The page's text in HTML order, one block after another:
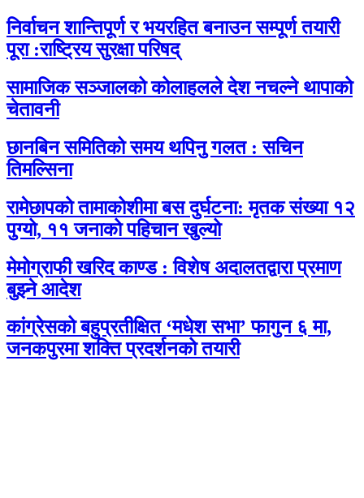
निर्वाचन शान्तिपूर्ण र भयरहित बनाउन सम्पूर्ण तयारी
पूरा :राष्ट्रिय सुरक्षा परिषद्
सामाजिक सञ्जालको कोलाहलले देश नचल्ने थापाको
चेतावनी
छानबिन समितिको समय थपिनु गलत : सचिन
तिमल्सिना
रामेछापको तामाकोशीमा बस दुर्घटना: मृतक संख्या १२
पुग्यो, ११ जनाको पहिचान खुल्यो
मेमोग्राफी खरिद काण्ड : विशेष अदालतद्वारा प्रमाण
बुझ्ने आदेश
कांग्रेसको बहुप्रतीक्षित ‘मधेश सभा’ फागुन ६ मा,
जनकपुरमा शक्ति प्रदर्शनको तयारी